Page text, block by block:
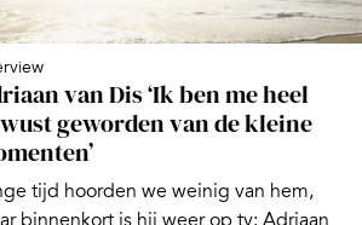
van Dis ‘Ik ben me heel
geworden van de kleine
tijd hoorden we weinig van hem,
binnenkort is hij weer op tv: Adriaan